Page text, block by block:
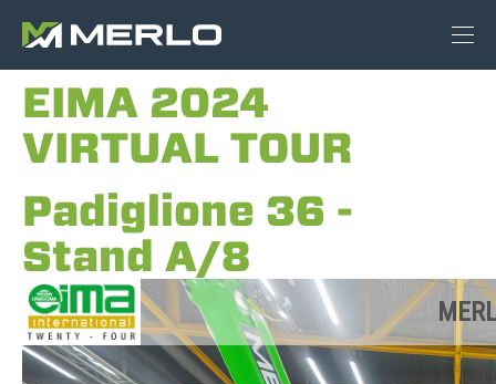
EIMA 2024
VIRTUAL TOUR
Padiglione 36 -
Stand A/8